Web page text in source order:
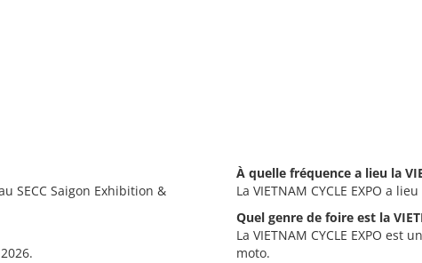
SECC Saigon Exhibition &
À quelle fréquence a lieu la
La VIETNAM CYCLE EXPO a
Quel genre de foire est la
La VIETNAM CYCLE EXPO
moto.